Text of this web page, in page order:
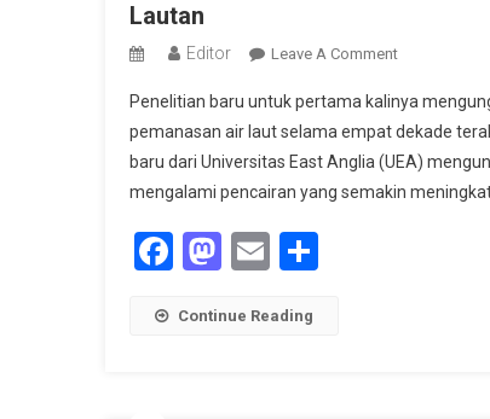
Lautan
Editor Leave A CommentOn
Terbaru
Ungkap
Peningkatan
Pencairan
Penelitian baru untuk pertama kalinya
pemanasan air laut selama empat dekade
baru dari Universitas East Anglia (UEA)
mengalami pencairan yang semakin
Facebook
Mastodon
Email
Continue Reading